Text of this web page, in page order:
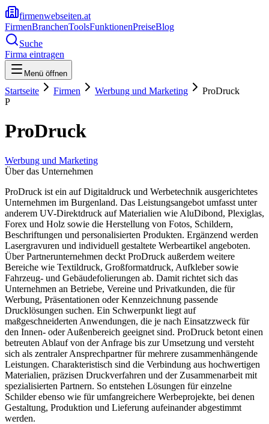
firmenwebseiten.at
FirmenBranchenToolsFunktionenPreiseBlog
Suche
Firma eintragen
Menü öffnen
Startseite Firmen Werbung und Marketing
ProDruck
P
ProDruck
Werbung und Marketing
Über das Unternehmen
ProDruck ist ein auf Digitaldruck und Werbetechnik ausgerichtetes
Unternehmen im Burgenland. Das Leistungsangebot umfasst unter
anderem UV-Direktdruck auf Materialien wie AluDibond, Plexiglas,
Forex und Holz sowie die Herstellung von Fotos, Schildern,
Beschriftungen und personalisierten Produkten. Ergänzend werden
Lasergravuren und individuell gestaltete Werbeartikel angeboten.
Über Partnerunternehmen deckt ProDruck außerdem weitere
Bereiche wie Textildruck, Großformatdruck, Aufkleber sowie
Fahrzeug- und Gebäudefolierungen ab. Damit richtet sich das
Unternehmen an Betriebe, Vereine und Privatkunden, die für
Werbung, Präsentationen oder Kennzeichnung passende
Drucklösungen suchen. Ein Schwerpunkt liegt auf
maßgeschneiderten Anwendungen, die je nach Einsatzzweck für
den Innen- oder Außenbereich geeignet sind. ProDruck betont einen
betreuten Ablauf von der Anfrage bis zur Umsetzung und versteht
sich als zentraler Ansprechpartner für mehrere zusammenhängende
Leistungen. Charakteristisch sind die Verbindung aus hochwertigen
Materialien, präzisen Druckverfahren und der Zusammenarbeit mit
spezialisierten Partnern. So entstehen Lösungen für einzelne
Schilder ebenso wie für umfangreichere Werbeprojekte, bei denen
Gestaltung, Produktion und Lieferung aufeinander abgestimmt
werden.